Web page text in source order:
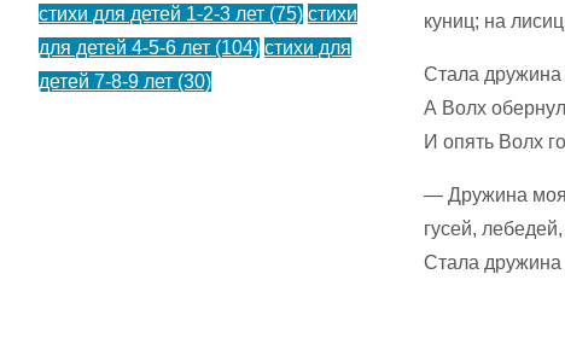
куниц; на
Стала дружина
А Волх
И опять Волх
— Дружина моя
гусей,
Стала дружина
стихи для детей 1-2-3 лет (75) стихи
для детей 4-5-6 лет (104) стихи для
детей 7-8-9 лет (30)